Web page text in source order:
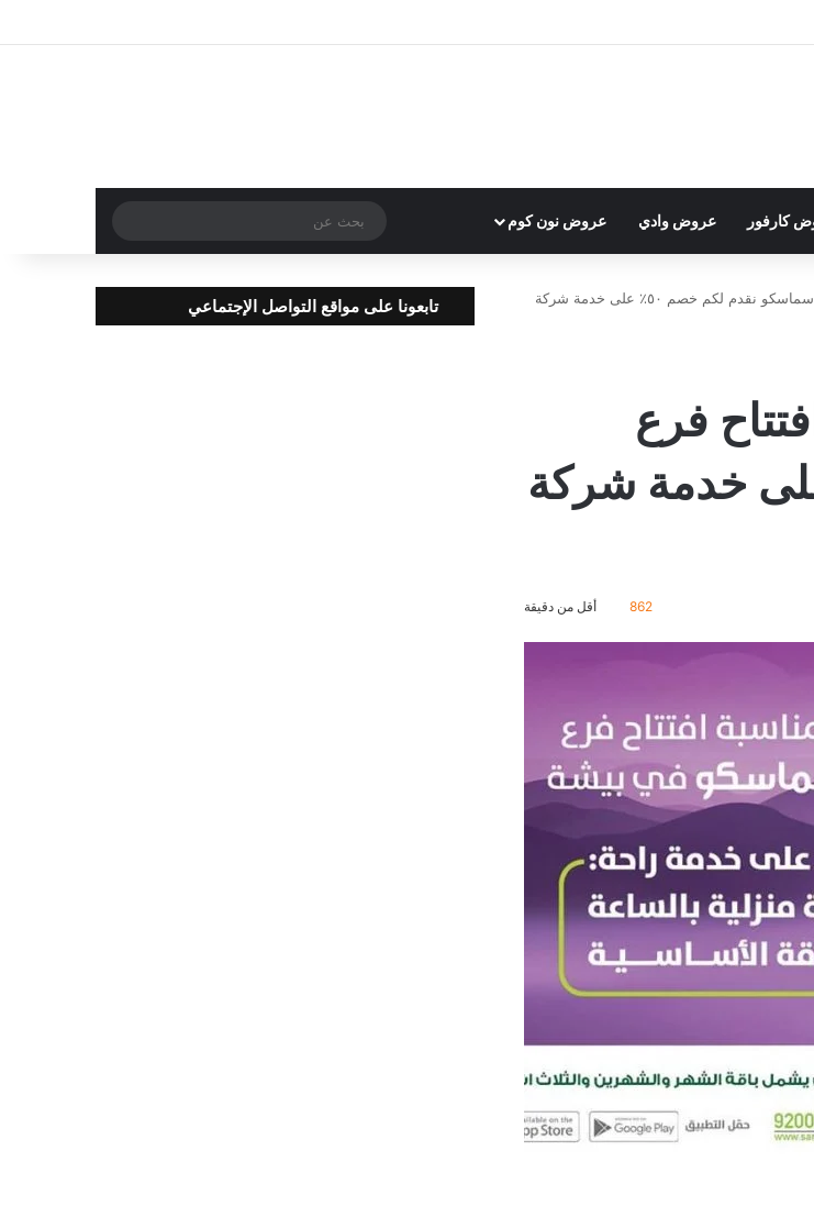
كارفور عروض وادي عروض نون كوم
عن
.. أرحبوا يا أهل #بيشة بمناسبة افتتاح فرع سماسكو نقدم لكم خصم ٥٠٪؜ على خدمة شركة
فرع
لكم خصم ٥٠٪؜ على خدمة شركة
862 أقل من دقيقة
تابعونا على مواقع التواصل الإجتماعي